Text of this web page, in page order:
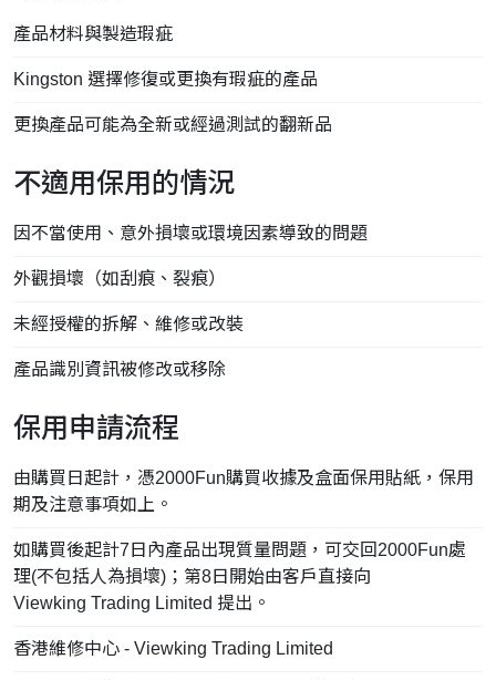
產品材料與製造瑕疵
Kingston 選擇修復或更換有瑕疵的產品
更換產品可能為全新或經過測試的翻新品
不適用保用的情況
因不當使用、意外損壞或環境因素導致的問題
外觀損壞（如刮痕、裂痕）
未經授權的拆解、維修或改裝
產品識別資訊被修改或移除
保用申請流程
由購買日起計，憑2000Fun購買收據及盒面保用貼紙，保用
期及注意事項如上。
如購買後起計7日內產品出現質量問題，可交回2000Fun處
理(不包括人為損壞)；第8日開始由客戶直接向
Viewking Trading Limited 提出。
香港維修中心 - Viewking Trading Limited